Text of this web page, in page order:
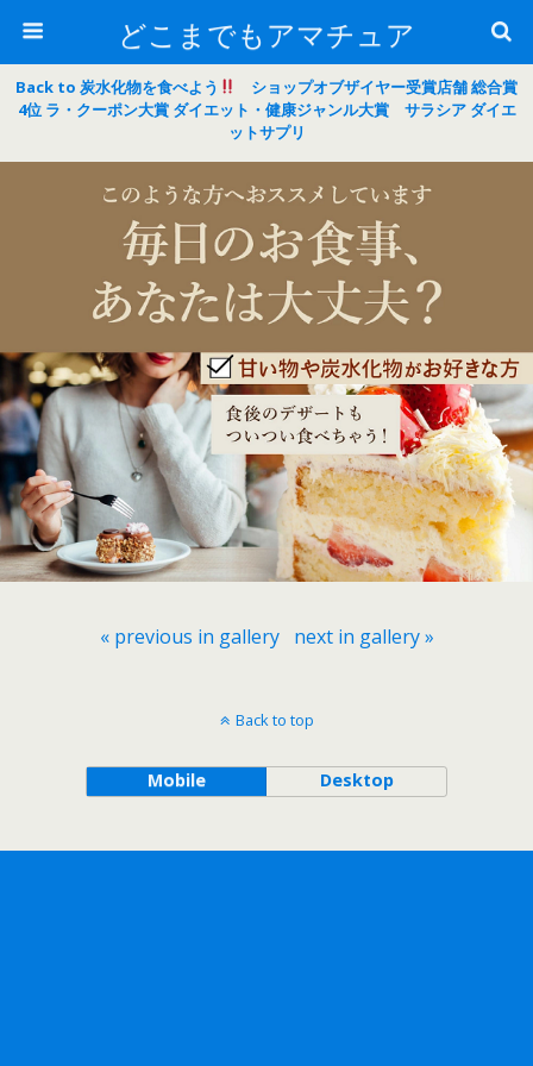
どこまでもアマチュア
Back to 炭水化物を食べよう
ショップオブザイヤー受賞店舗 総合賞
4位 ラ・クーポン大賞 ダイエット・健康ジャンル大賞 サラシア ダイエ
ットサプリ
« previous in gallery next in gallery »
Back to top
Mobile Desktop